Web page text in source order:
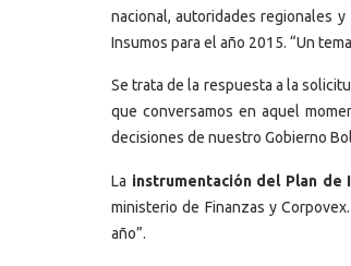
nacional, autoridades regionales
Insumos para el año 2015. “Un
Se trata de la respuesta a la
que conversamos en aquel
decisiones de nuestro Gobierno
La instrumentación del Plan de
ministerio de Finanzas y Corpovex.
año”.